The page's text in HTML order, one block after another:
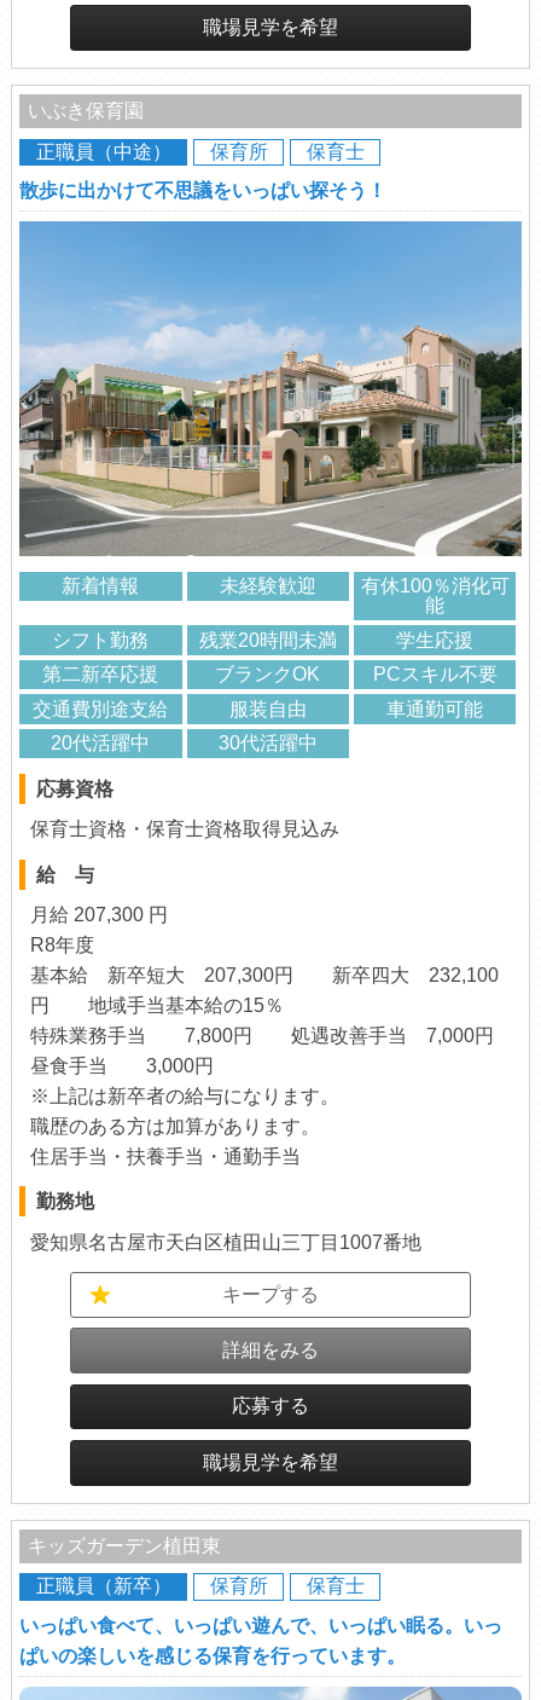
職場見学を希望
いぶき保育園
正職員（中途）
保育所
保育士
散歩に出かけて不思議をいっぱい探そう！
新着情報 未経験歓迎
有休100％消化可
能
シフト勤務
残業20時間未満
学生応援
第二新卒応援
ブランクOK
PCスキル不要
交通費別途支給
服装自由
車通勤可能
20代活躍中
30代活躍中
応募資格
保育士資格・保育士資格取得見込み
給 与
月給 207,300 円
R8年度
基本給 新卒短大 207,300円 新卒四大 232,100
円 地域手当基本給の15％
特殊業務手当 7,800円 処遇改善手当 7,000円
昼食手当 3,000円
※上記は新卒者の給与になります。
職歴のある方は加算があります。
住居手当・扶養手当・通勤手当
勤務地
愛知県名古屋市天白区植田山三丁目1007番地
キープする
詳細をみる
応募する
職場見学を希望
キッズガーデン植田東
正職員（新卒）
保育所
保育士
いっぱい食べて、いっぱい遊んで、いっぱい眠る。いっ
ぱいの楽しいを感じる保育を行っています。